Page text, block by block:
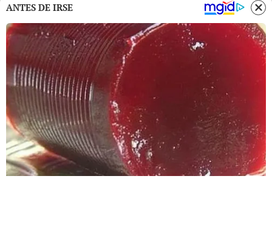
ANTES DE IRSE